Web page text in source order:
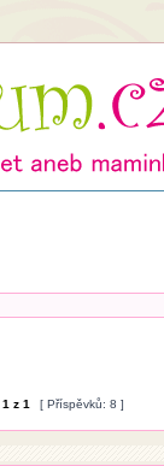
1 z1 [ Příspěvků: 8 ]